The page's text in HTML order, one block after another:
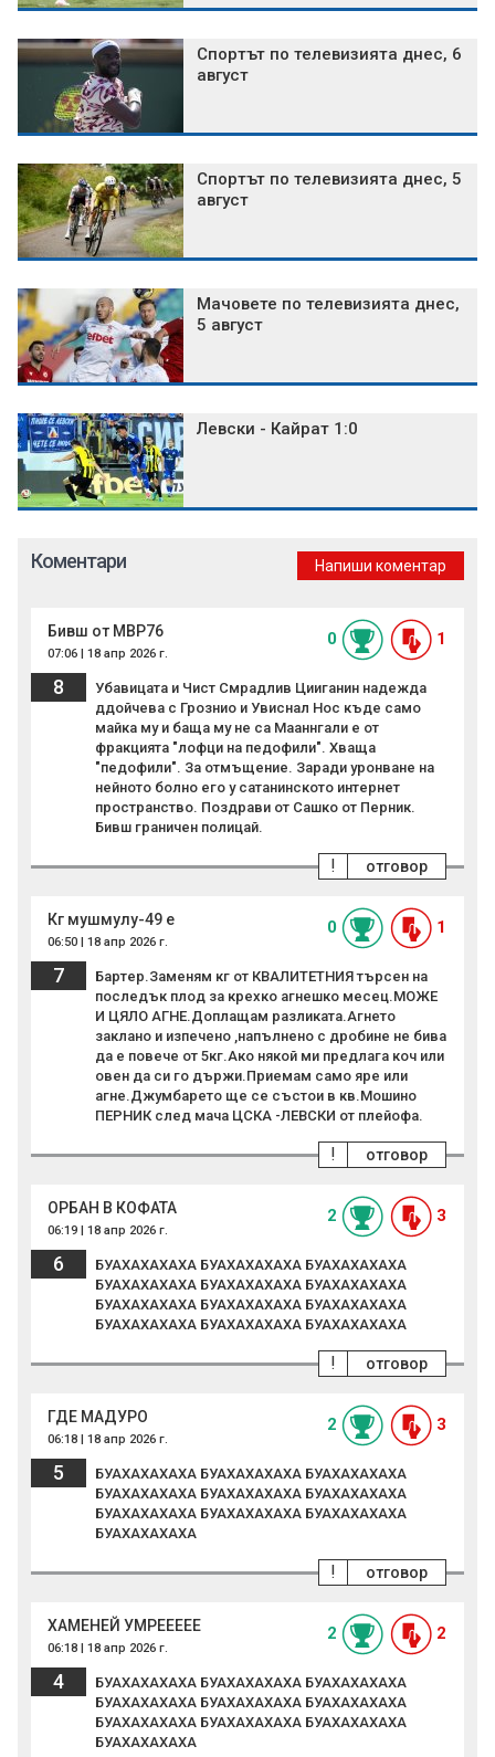
Спортът по телевизията днес, 6
август
Спортът по телевизията днес, 5
август
Мачовете по телевизията днес,
5 август
Левски - Кайрат 1:0
Коментари Напиши коментар
Бивш от МВР76
07:06 | 18 апр 2026 г.
0 1
8
Убавицата и Чист Смрадлив Цииганин надежда
ддойчева с Грознио и Увиснал Нос къде само
майка му и баща му не са Мааннгали е от
фракцията "лофци на педофили". Хваща
"педофили". За отмъщение. Заради уронване на
нейното болно его у сатанинското интернет
пространство. Поздрави от Сашко от Перник.
Бивш граничен полицай.
отговор
!
Кг мушмулу-49 е
06:50 | 18 апр 2026 г.
0 1
7
Бартер.Заменям кг от КВАЛИТЕТНИЯ търсен на
последък плод за крехко агнешко месец.МОЖЕ
И ЦЯЛО АГНЕ.Доплащам разликата.Агнето
заклано и изпечено ,напълнено с дробине не бива
да е повече от 5кг.Ако някой ми предлага коч или
овен да си го държи.Приемам само яре или
агне.Джумбарето ще се състои в кв.Мошино
ПЕРНИК след мача ЦСКА -ЛЕВСКИ от плейофа.
отговор
!
ОРБАН В КОФАТА
06:19 | 18 апр 2026 г.
2 3
6
БУАХАХАХАХА БУАХАХАХАХА БУАХАХАХАХА
БУАХАХАХАХА БУАХАХАХАХА БУАХАХАХАХА
БУАХАХАХАХА БУАХАХАХАХА БУАХАХАХАХА
БУАХАХАХАХА БУАХАХАХАХА БУАХАХАХАХА
отговор
!
ГДЕ МАДУРО
06:18 | 18 апр 2026 г.
2 3
5
БУАХАХАХАХА БУАХАХАХАХА БУАХАХАХАХА
БУАХАХАХАХА БУАХАХАХАХА БУАХАХАХАХА
БУАХАХАХАХА БУАХАХАХАХА БУАХАХАХАХА
БУАХАХАХАХА
отговор
!
ХАМЕНЕЙ УМРЕЕЕЕЕ
06:18 | 18 апр 2026 г.
2 2
4
БУАХАХАХАХА БУАХАХАХАХА БУАХАХАХАХА
БУАХАХАХАХА БУАХАХАХАХА БУАХАХАХАХА
БУАХАХАХАХА БУАХАХАХАХА БУАХАХАХАХА
БУАХАХАХАХА